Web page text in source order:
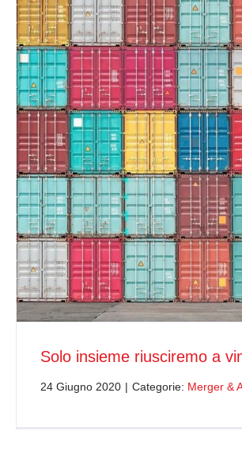
Solo insieme riusciremo a
24 Giugno 2020 | Categorie: Merger &